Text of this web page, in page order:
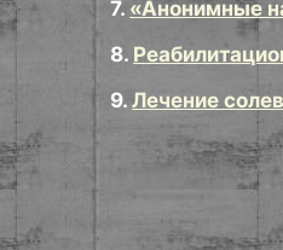
7. «Анонимные
8.
9.Лечение